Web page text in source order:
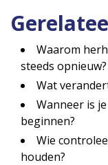
Waarom
steeds opnieuw?
Wat
Wanneer is
beginnen?
Wie
houden?